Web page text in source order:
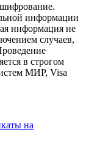
информации
информация не
случаев,
в строгом
МИР, Visa
на